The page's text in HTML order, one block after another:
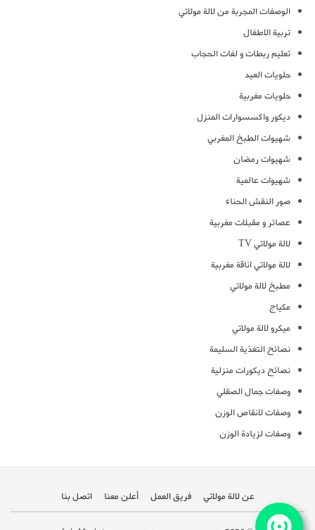
الوصفات المجربة من لالة مولاتي
تربية الاطفال
تعليم ربطات و لفات الحجاب
حلويات العيد
حلويات مغربية
ديكور واكسسوارات المنزل
شهيوات الطبخ المغربي
شهيوات رمضان
شهيوات عالمية
صور النقش الحناء
عصائر و مقبلات مغربية
لالة مولاتي TV
لالة مولاتي اناقة مغربية
مطبخ لالة مولاتي
مكياج
ميكرو لالة مولاتي
نصائح التغذية السليمة
نصائح ديكورات منزلية
وصفات جمال الصقلي
وصفات لانقاص الوزن
وصفات لزيادة الوزن
عن لالة مولاتي فريق العمل أعلن معنا اتصل بنا